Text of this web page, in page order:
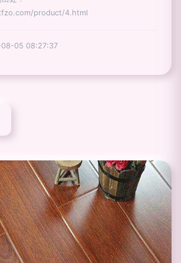
product/4.html
05 08:27:37